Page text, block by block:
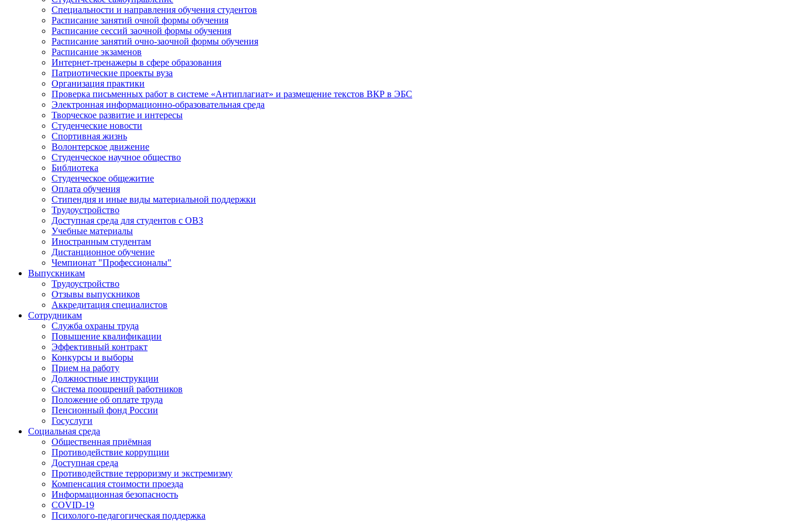
Специальности и направления обучения студентов
Расписание занятий очной формы обучения
Расписание сессий заочной формы обучения
Расписание занятий очно-заочной формы обучения
Расписание экзаменов
Интернет-тренажеры в сфере образования
Патриотические проекты вуза
Организация практики
Проверка письменных работ в системе «Антиплагиат» и размещение текстов ВКР в ЭБС
Электронная информационно-образовательная среда
Творческое развитие и интересы
Студенческие новости
Спортивная жизнь
Волонтерское движение
Студенческое научное общество
Библиотека
Студенческое общежитие
Оплата обучения
Стипендия и иные виды материальной поддержки
Трудоустройство
Доступная среда для студентов с ОВЗ
Учебные материалы
Иностранным студентам
Дистанционное обучение
Чемпионат "Профессионалы"
Выпускникам
Трудоустройство
Отзывы выпускников
Аккредитация специалистов
Сотрудникам
Служба охраны труда
Повышение квалификации
Эффективный контракт
Конкурсы и выборы
Прием на работу
Должностные инструкции
Система поощрений работников
Положение об оплате труда
Пенсионный фонд России
Госуслуги
Социальная среда
Общественная приёмная
Противодействие коррупции
Доступная среда
Противодействие терроризму и экстремизму
Компенсация стоимости проезда
Информационная безопасность
COVID-19
Психолого-педагогическая поддержка